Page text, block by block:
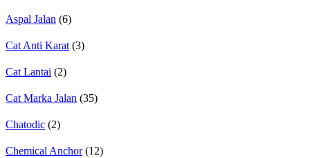
Aspal Jalan (6)
Cat Anti Karat(3)
Cat Lantai (2)
Cat Marka Jalan (35)
Chatodic (2)
Chemical Anchor(12)